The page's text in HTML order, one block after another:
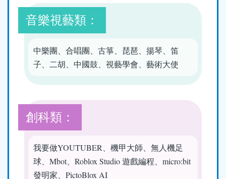
音樂視藝類：
中樂團、合唱團、古箏、琵琶、揚琴、笛
子、二胡、中國鼓、視藝學會、藝術大使
創科類：
我要做YOUTUBER、機甲大師、無人機足
球、Mbot、Roblox Studio 遊戲編程、micro:bit
發明家、PictoBlox AI